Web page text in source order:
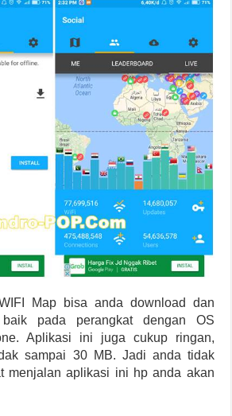
Map bisa anda download dan
pada perangkat dengan OS
Aplikasi ini juga cukup ringan,
sampai 30 MB. Jadi anda tidak
menjalan aplikasi ini hp anda akan